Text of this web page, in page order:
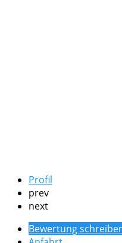
Profil
prev
next
Bewertung